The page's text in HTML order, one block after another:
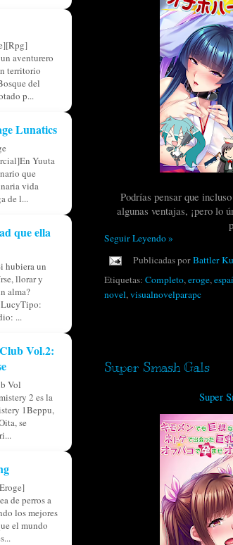
Podrías pensar que
algunas ventajas, ¡pero lo
Seguir Leyendo »
Publicadas porBattler
Etiquetas: Completo,eroge,
novel,visualnovelparapc
Super Smash Gals
Super
aventurero
territorio
del
p...
Lunatics
Yuuta
que
vida
de l...
que ella
hubiera un
llorar y
alma?
LucyTipo:
...
Vol.2:
Vol
2 es la
1Beppu,
se
de perros a
los mejores
el mundo